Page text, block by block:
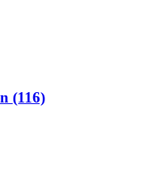
(116)